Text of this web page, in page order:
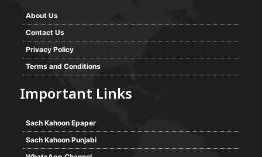
About Us
Contact Us
Privacy Policy
Terms and Conditions
Important Links
Sach Kahoon Epaper
Sach Kahoon Punjabi